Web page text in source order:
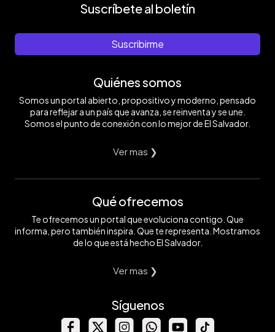
Suscríbete al boletín
Suscribirme
Quiénes somos
Somos un portal abierto, propositivo y moderno, pensado
para reflejar a un país que avanza, se reinventa y se une.
Somos el punto de conexión con lo mejor de El Salvador.
Ver mas ❯
Qué ofrecemos
Te ofrecemos un portal que evoluciona contigo. Que
informa, pero también inspira. Que te representa. Mostramos
de lo que está hecho El Salvador.
Ver mas ❯
Síguenos